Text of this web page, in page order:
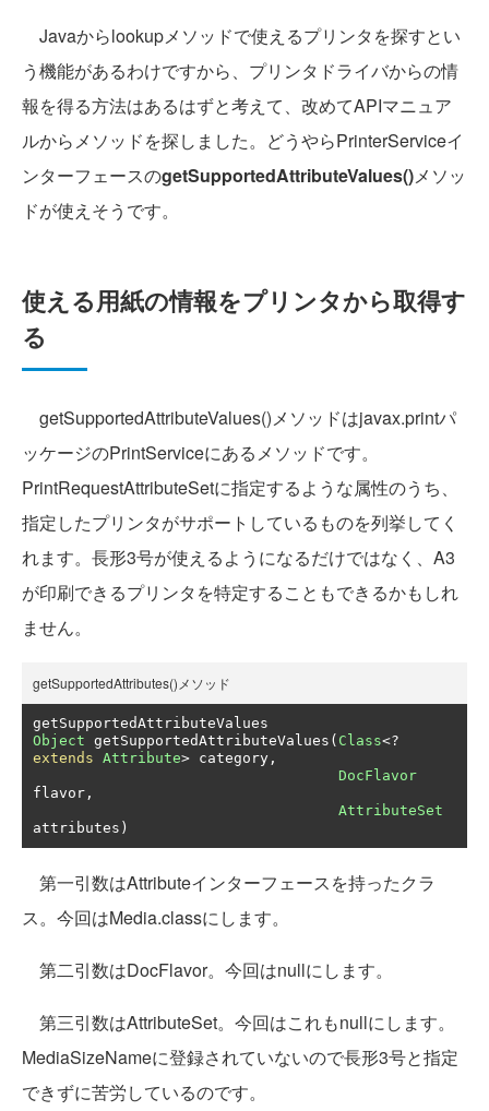
Javaからlookupメソッドで使えるプリンタを探すとい
う機能があるわけですから、プリンタドライバからの情
報を得る方法はあるはずと考えて、改めてAPIマニュア
ルからメソッドを探しました。どうやらPrinterServiceイ
ンターフェースのgetSupportedAttributeValues()メソッ
ドが使えそうです。
使える用紙の情報をプリンタから取得す
る
getSupportedAttributeValues()メソッドはjavax.printパ
ッケージのPrintServiceにあるメソッドです。
PrintRequestAttributeSetに指定するような属性のうち、
指定したプリンタがサポートしているものを列挙してく
れます。長形3号が使えるようになるだけではなく、A3
が印刷できるプリンタを特定することもできるかもしれ
ません。
getSupportedAttributes()メソッド
Object getSupportedAttributeValues ( Class<?
extends Attribute> category ,
DocFlavor
flavor ,
AttributeSet
attributes )
第一引数はAttributeインターフェースを持ったクラ
ス。今回はMedia.classにします。
第二引数はDocFlavor。今回はnullにします。
第三引数はAttributeSet。今回はこれもnullにします。
MediaSizeNameに登録されていないので長形3号と指定
できずに苦労しているのです。